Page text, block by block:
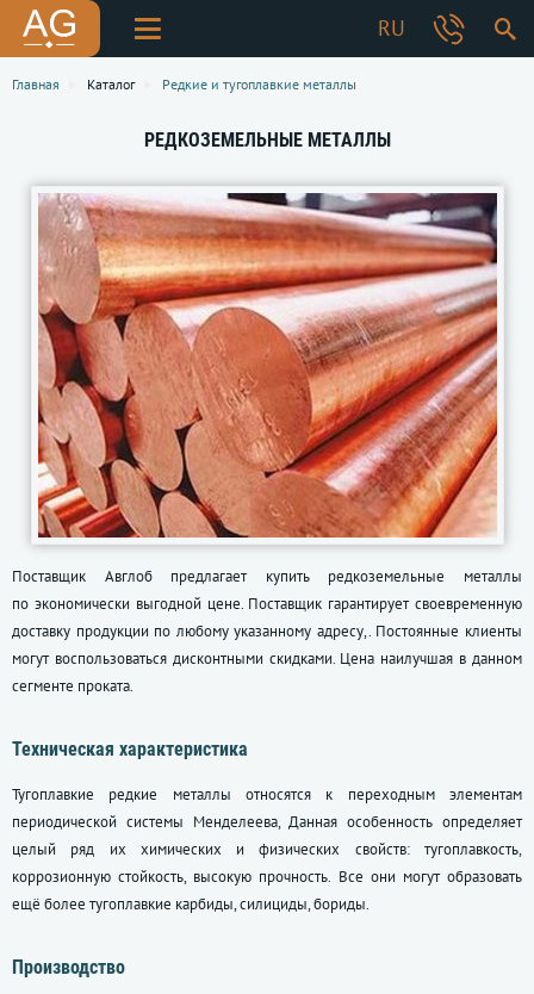
RU
Главная Каталог Редкие и тугоплавкие металлы
РЕДКОЗЕМЕЛЬНЫЕ МЕТАЛЛЫ
Поставщик Авглоб предлагает купить редкоземельные металлы
по экономически выгодной цене. Поставщик гарантирует своевременную
доставку продукции по любому указанному адресу,. Постоянные клиенты
могут воспользоваться дисконтными скидками. Цена наилучшая в данном
сегменте проката.
Техническая характеристика
Тугоплавкие редкие металлы относятся к переходным элементам
периодической системы Менделеева, Данная особенность определяет
целый ряд их химических и физических свойств: тугоплавкость,
коррозионную стойкость, высокую прочность. Все они могут образовать
ещё более тугоплавкие карбиды, силициды, бориды.
Производство